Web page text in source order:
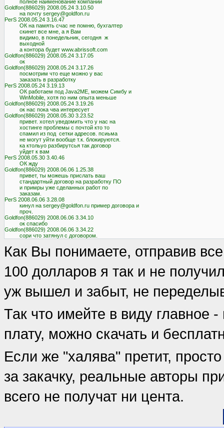
          полное наименование компании
Goldfon(886029) 2008.05.24 3.10.50
          на почту sergey@goldfon.ru
PerS 2008.05.24 3.16.47
          ОК на память счас не помню, бухгалтер
          скинет все мне, а я Вам
          видимо, в понедельник, сегодня  ж
          выходной
          а контора будет www.abrissoft.com
Goldfon(886029) 2008.05.24 3.17.05
          ок
Goldfon(886029) 2008.05.24 3.17.26
          посмотрим что еще можно у вас
          заказать в разработку
PerS 2008.05.24 3.19.13
          ОК работаем под Java2ME, можем Симбу и
          WinMobile, хотя по ним опыта меньше
Goldfon(886029) 2008.05.24 3.19.26
          ок нас пока чва интересует
Goldfon(886029) 2008.05.30 3.23.52
          привет. хотел уведомить что у нас на
          хостинге проблемы с почтой кто то
          спамил из под  сетки адресов. псиьма
          не могут уйти вообще т.к. блокируются.
          ка ктольуо разбирутсья так договор
          уйдет к вам
PerS 2008.05.30 3.40.46
          ОК жду
Goldfon(886029) 2008.06.06 1.25.38
          привет, ты можешь прислать ваш
          стандартный договор на разработку ПО
          и примры уже сделанных работ по
          заказам.
PerS 2008.06.06 3.28.08
          кинул на sergey@goldfon.ru пример договора и
          проч.
Goldfon(886029) 2008.06.06 3.34.10
          ок спасибо
Goldfon(886029) 2008.06.06 3.34.22
Как Вы понимаете, отправив
100 долларов я так и не
уж вышел и забыт, не
Так что имейте в виду главное
плату, можно скачать и
Если же "халява" претит,
за закачку, реальные авторы
всего не получат ни цента.